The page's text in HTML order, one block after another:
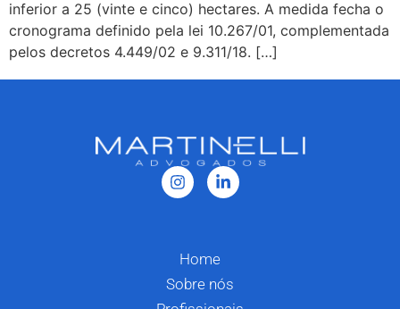
inferior a 25 (vinte e cinco) hectares. A medida fecha o
cronograma definido pela lei 10.267/01, complementada
pelos decretos 4.449/02 e 9.311/18. […]
Home
Sobre nós